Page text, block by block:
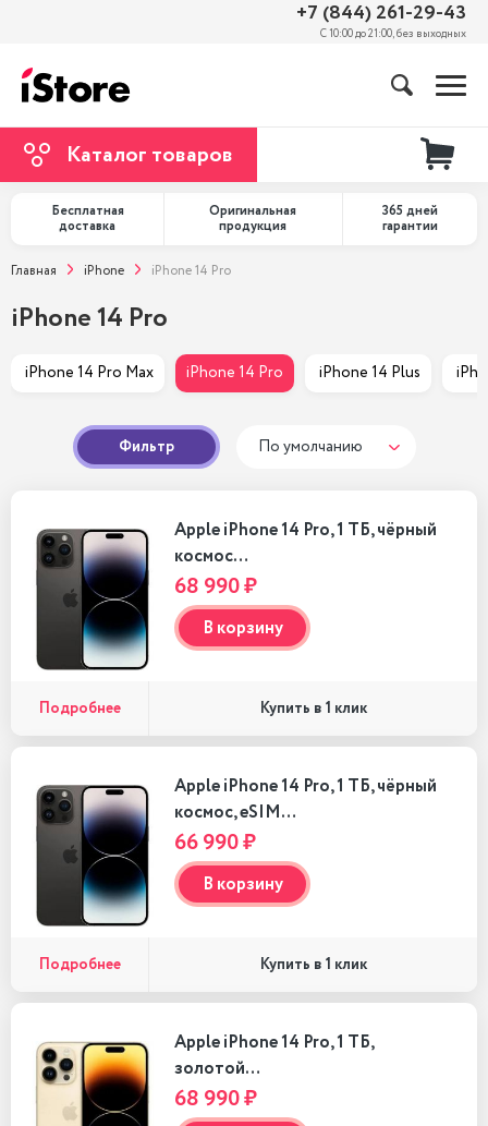
+7 (844) 261-29-43
С 10:00 до 21:00, без выходных
Каталог товаров
Бесплатная
доставка
Оригинальная
продукция
365 дней
гарантии
Главная iPhone iPhone 14 Pro
iPhone 14 Pro
iPhone 14 Pro Max iPhone 14 Pro iPhone 14 Plus
Фильтр По умолчанию
Apple iPhone 14 Pro, 1 ТБ, чёрный
космос…
68 990 ₽
В корзину
Подробнее Купить в 1 клик
Apple iPhone 14 Pro, 1 ТБ, чёрный
космос, eSIM…
66 990 ₽
В корзину
Подробнее Купить в 1 клик
Apple iPhone 14 Pro, 1 ТБ,
золотой…
68 990 ₽